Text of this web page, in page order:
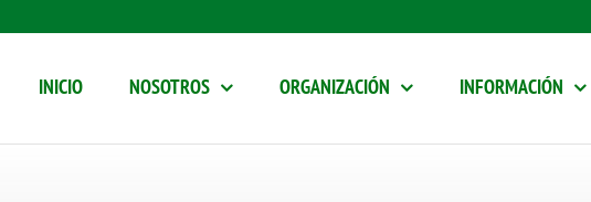
INICIO NOSOTROS ORGANIZACIÓN INFORMACIÓN